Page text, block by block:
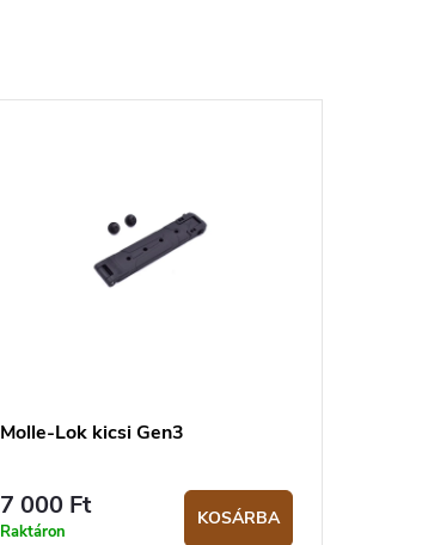
Molle-Lok kicsi Gen3
7 000 Ft
Raktáron
KOSÁRBA